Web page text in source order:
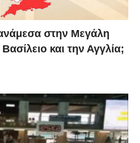
στην Μεγάλη
και την Αγγλία;